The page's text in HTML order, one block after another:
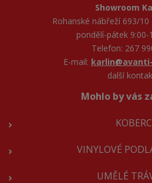
Showroom
Rohanské nábřeží 693/10
pondělí-pátek 9:00-
Telefon: 267
E-mail:
další
Mohlo by vás
VINYLOVÉ
UMĚLÉ